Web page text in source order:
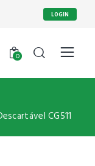
LOGIN
0
CG511